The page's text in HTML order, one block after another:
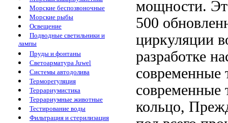
Морские беспозвоночные
Морские рыбы
Освещение
Подводные светильники и
лампы
Пруды и фонтаны
Светоарматура Juwel
Системы автодолива
Терморегуляция
Террариумистика
Террариумные животные
Тестирование воды
Фильтрация и стерилизация
мощности.
500
циркуляции
разработке
современные
современные
кольцо,